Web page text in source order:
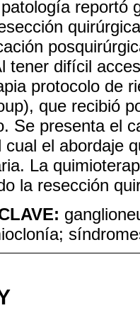
reportó
tener difícil
protocolo de
que recibió
Se presenta el
cual el abordaje
La
la resección